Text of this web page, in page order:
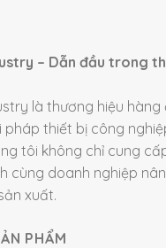
– Dẫn đầu trong
là thương hiệu hàng
pháp thiết bị công
tôi không chỉ cung
cùng doanh nghiệp
xuất.
PHẨM